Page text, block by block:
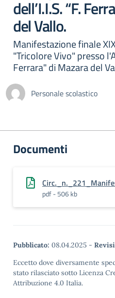
dell’I.I.S. “F.
del Vallo.
Manifestazione finale
"Tricolore Vivo" presso
Ferrara" di Mazara del
Personale scolastico
Documenti
pdf - 506 kb
Pubblicato: 08.04.2025 -
Eccetto dove diversamente
stato rilasciato sotto Licenza
Attribuzione 4.0 Italia.